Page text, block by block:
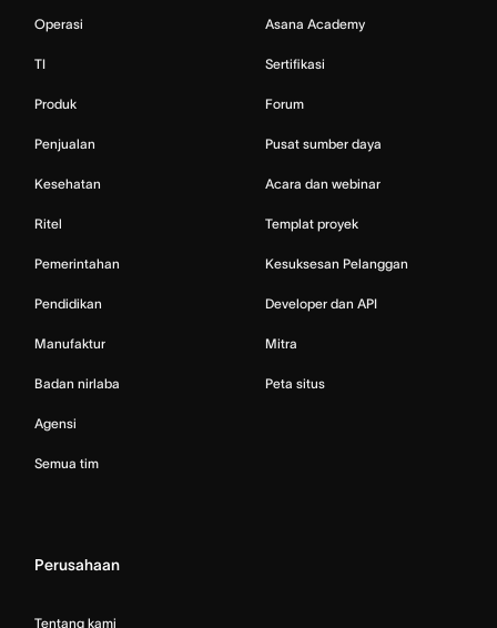
Operasi
TI
Produk
Penjualan
Kesehatan
Ritel
Pemerintahan
Pendidikan
Manufaktur
Badan nirlaba
Agensi
Semua tim
Asana Academy
Sertifikasi
Forum
Pusat sumber daya
Acara dan webinar
Templat proyek
Kesuksesan Pelanggan
Developer dan API
Mitra
Peta situs
Perusahaan
Tentang kami